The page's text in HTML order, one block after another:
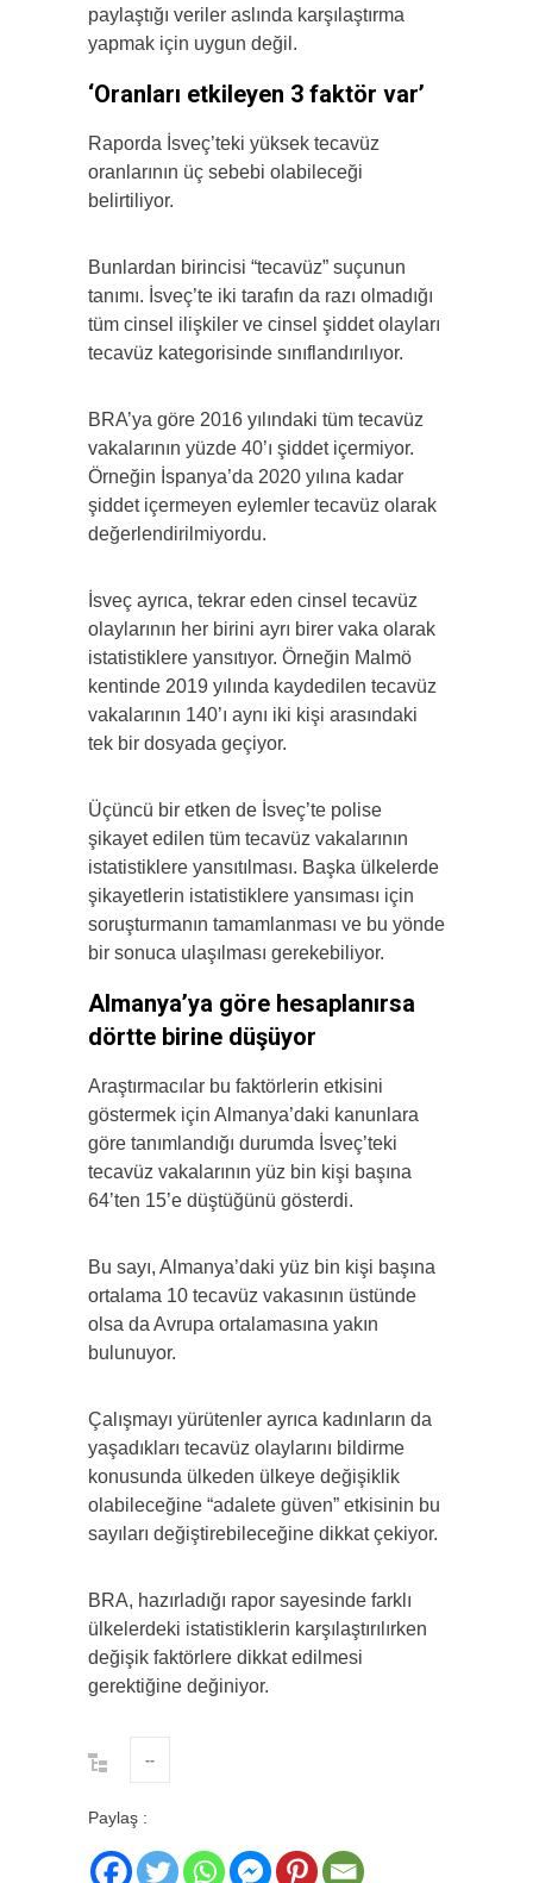
paylaştığı veriler aslında karşılaştırma
yapmak için uygun değil.
‘Oranları etkileyen 3 faktör var’
Raporda İsveç’teki yüksek tecavüz
oranlarının üç sebebi olabileceği
belirtiliyor.
Bunlardan birincisi “tecavüz” suçunun
tanımı. İsveç’te iki tarafın da razı olmadığı
tüm cinsel ilişkiler ve cinsel şiddet olayları
tecavüz kategorisinde sınıflandırılıyor.
BRA’ya göre 2016 yılındaki tüm tecavüz
vakalarının yüzde 40’ı şiddet içermiyor.
Örneğin İspanya’da 2020 yılına kadar
şiddet içermeyen eylemler tecavüz olarak
değerlendirilmiyordu.
İsveç ayrıca, tekrar eden cinsel tecavüz
olaylarının her birini ayrı birer vaka olarak
istatistiklere yansıtıyor. Örneğin Malmö
kentinde 2019 yılında kaydedilen tecavüz
vakalarının 140’ı aynı iki kişi arasındaki
tek bir dosyada geçiyor.
Üçüncü bir etken de İsveç’te polise
şikayet edilen tüm tecavüz vakalarının
istatistiklere yansıtılması. Başka ülkelerde
şikayetlerin istatistiklere yansıması için
soruşturmanın tamamlanması ve bu yönde
bir sonuca ulaşılması gerekebiliyor.
Almanya’ya göre hesaplanırsa
dörtte birine düşüyor
Araştırmacılar bu faktörlerin etkisini
göstermek için Almanya’daki kanunlara
göre tanımlandığı durumda İsveç’teki
tecavüz vakalarının yüz bin kişi başına
64’ten 15’e düştüğünü gösterdi.
Bu sayı, Almanya’daki yüz bin kişi başına
ortalama 10 tecavüz vakasının üstünde
olsa da Avrupa ortalamasına yakın
bulunuyor.
Çalışmayı yürütenler ayrıca kadınların da
yaşadıkları tecavüz olaylarını bildirme
konusunda ülkeden ülkeye değişiklik
olabileceğine “adalete güven” etkisinin bu
sayıları değiştirebileceğine dikkat çekiyor.
BRA, hazırladığı rapor sayesinde farklı
ülkelerdeki istatistiklerin karşılaştırılırken
değişik faktörlere dikkat edilmesi
gerektiğine değiniyor.
--
Paylaş :